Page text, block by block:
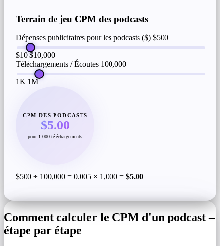
Terrain de jeu CPM des podcasts
Dépenses publicitaires pour les podcasts ($) $500
$10 $10,000
Téléchargements / Écoutes 100,000
1K 1M
CPM DES PODCASTS
$5.00
pour 1 000 téléchargements
$500 ÷ 100,000 = 0.005 × 1,000 = $5.00
Comment calculer le CPM d'un podcast –
étape par étape